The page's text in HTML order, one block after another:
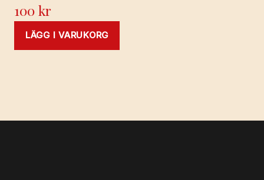
100kr
LÄGG I VARUKORG